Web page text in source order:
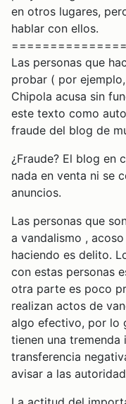
en otros lugares,
hablar con ellos.
Las personas que
probar ( por
Chipola acusa sin
este texto como
fraude del blog de
¿Fraude? El blog en
nada en venta ni se
anuncios.
Las personas que
a vandalismo ,
haciendo es delito.
con estas personas
otra parte es poco
realizan actos de
algo efectivo, por lo
tienen una
transferencia
avisar a las